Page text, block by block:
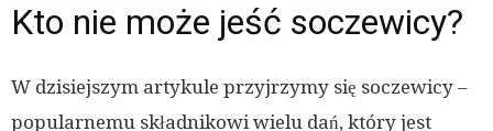
Kto nie może jeść soczewicy?
W dzisiejszym artykule przyjrzymy się soczewicy –
popularnemu składnikowi wielu dań, który jest